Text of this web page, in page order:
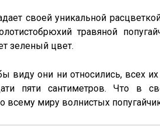
своей уникальной
травяной
зеленый цвет.
виду они ни относились, всех
пяти сантиметров. Что в
всему миру волнистых